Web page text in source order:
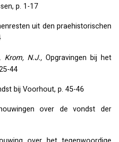
p. 1-17
uit den praehistorischen
Krom, N.J.,Opgravingen bij het
44
bij Voorhout, p. 45-46
over de vondst der